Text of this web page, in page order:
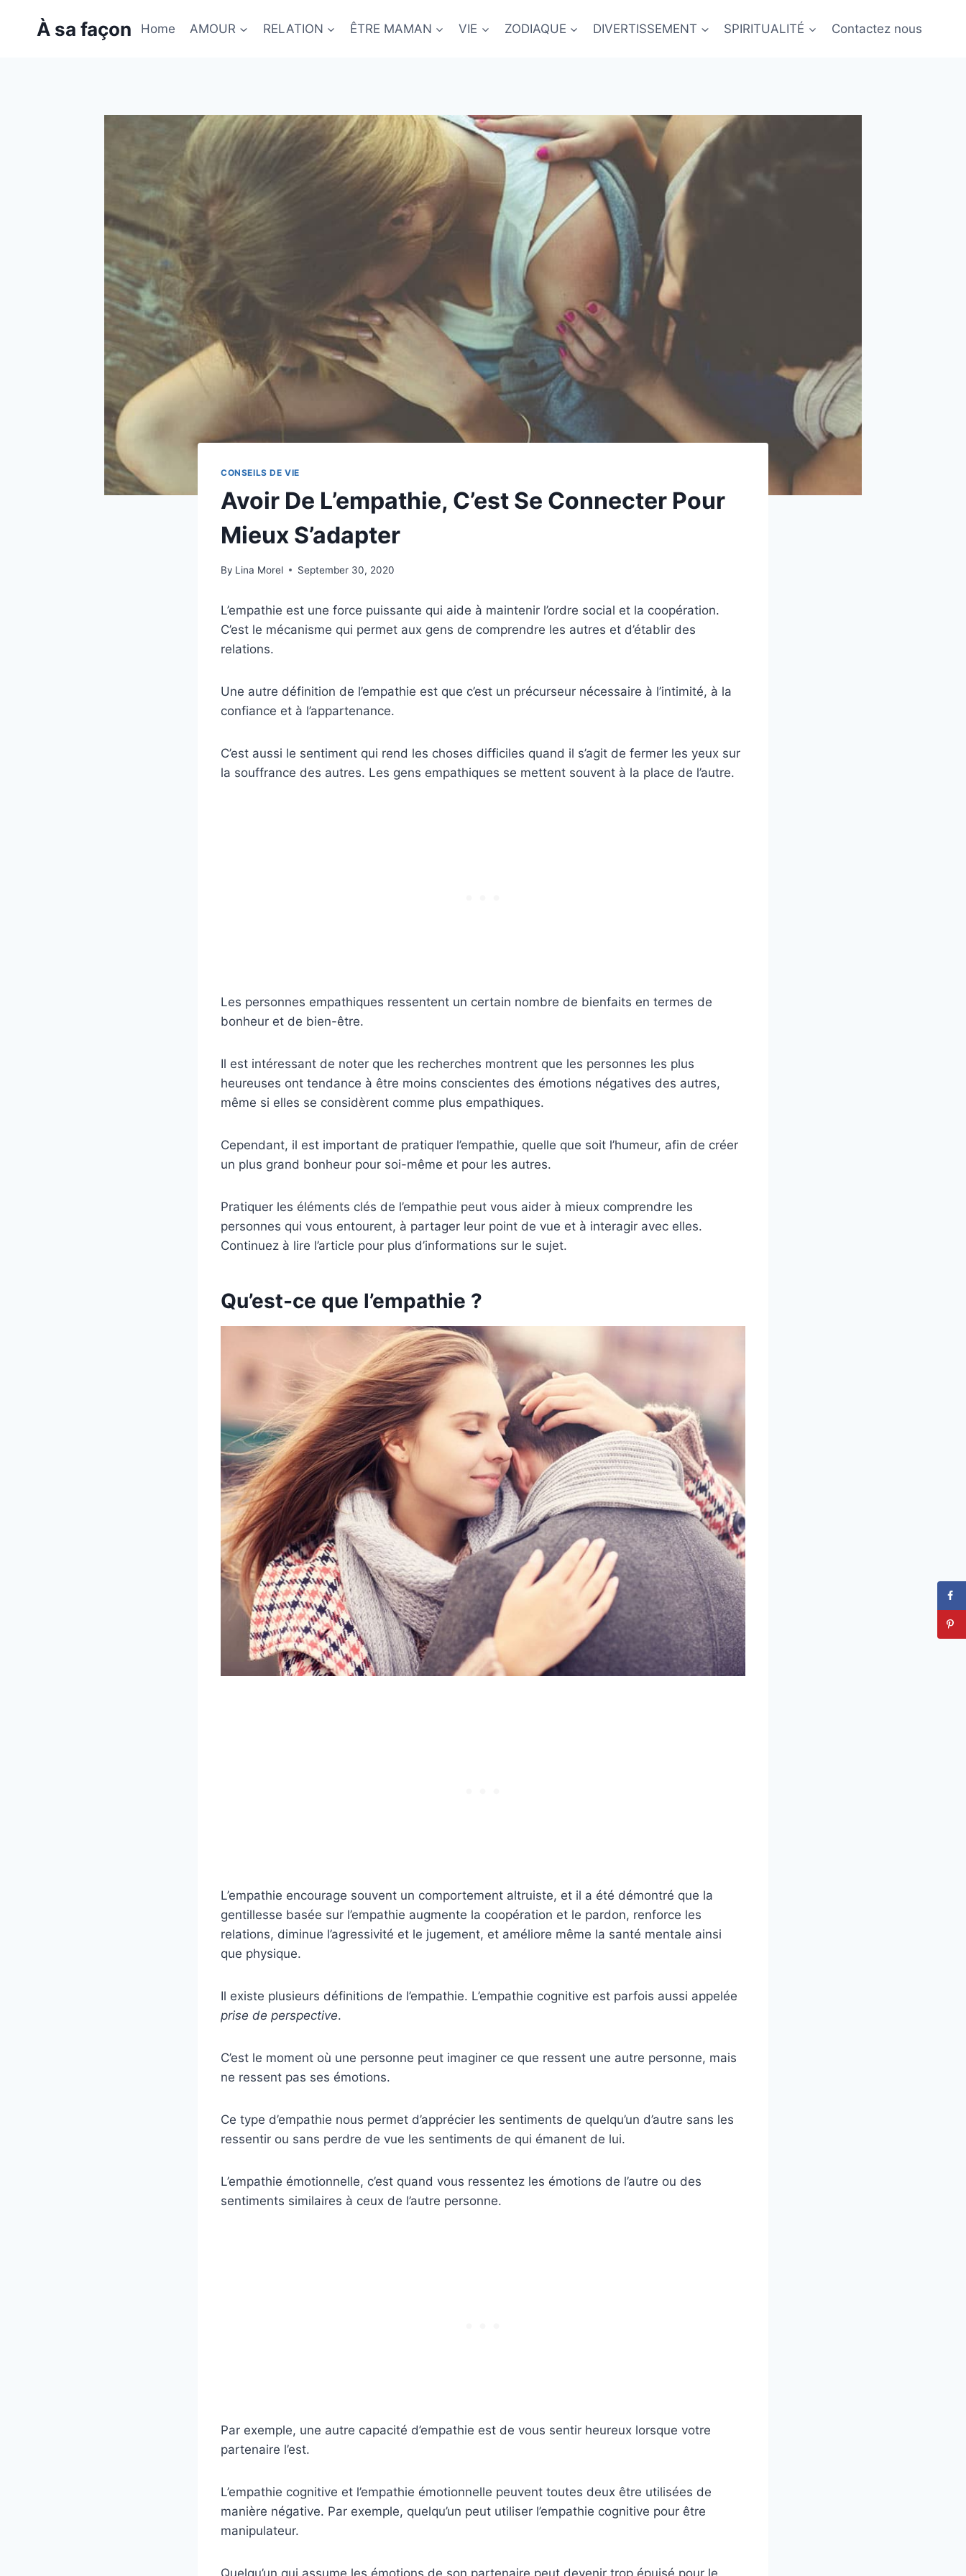
À sa façon Home AMOUR RELATION ÊTRE MAMAN VIE ZODIAQUE DIVERTISSEMENT SPIRITUALITÉ Contactez nous
CONSEILS DE VIE
Avoir De L’empathie, C’est Se Connecter Pour
Mieux S’adapter
By Lina Morel September 30, 2020
L’empathie est une force puissante qui aide à maintenir l’ordre social et la coopération.
C’est le mécanisme qui permet aux gens de comprendre les autres et d’établir des
relations.
Une autre définition de l’empathie est que c’est un précurseur nécessaire à l’intimité, à la
confiance et à l’appartenance.
C’est aussi le sentiment qui rend les choses difficiles quand il s’agit de fermer les yeux sur
la souffrance des autres. Les gens empathiques se mettent souvent à la place de l’autre.
Les personnes empathiques ressentent un certain nombre de bienfaits en termes de
bonheur et de bien-être.
Il est intéressant de noter que les recherches montrent que les personnes les plus
heureuses ont tendance à être moins conscientes des émotions négatives des autres,
même si elles se considèrent comme plus empathiques.
Cependant, il est important de pratiquer l’empathie, quelle que soit l’humeur, afin de créer
un plus grand bonheur pour soi-même et pour les autres.
Pratiquer les éléments clés de l’empathie peut vous aider à mieux comprendre les
personnes qui vous entourent, à partager leur point de vue et à interagir avec elles.
Continuez à lire l’article pour plus d’informations sur le sujet.
Qu’est-ce que l’empathie ?
L’empathie encourage souvent un comportement altruiste, et il a été démontré que la
gentillesse basée sur l’empathie augmente la coopération et le pardon, renforce les
relations, diminue l’agressivité et le jugement, et améliore même la santé mentale ainsi
que physique.
Il existe plusieurs définitions de l’empathie. L’empathie cognitive est parfois aussi appelée
prise de perspective.
C’est le moment où une personne peut imaginer ce que ressent une autre personne, mais
ne ressent pas ses émotions.
Ce type d’empathie nous permet d’apprécier les sentiments de quelqu’un d’autre sans les
ressentir ou sans perdre de vue les sentiments de qui émanent de lui.
L’empathie émotionnelle, c’est quand vous ressentez les émotions de l’autre ou des
sentiments similaires à ceux de l’autre personne.
Par exemple, une autre capacité d’empathie est de vous sentir heureux lorsque votre
partenaire l’est.
L’empathie cognitive et l’empathie émotionnelle peuvent toutes deux être utilisées de
manière négative. Par exemple, quelqu’un peut utiliser l’empathie cognitive pour être
manipulateur.